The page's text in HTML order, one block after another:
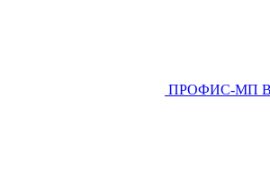
ПРОФИС-МП